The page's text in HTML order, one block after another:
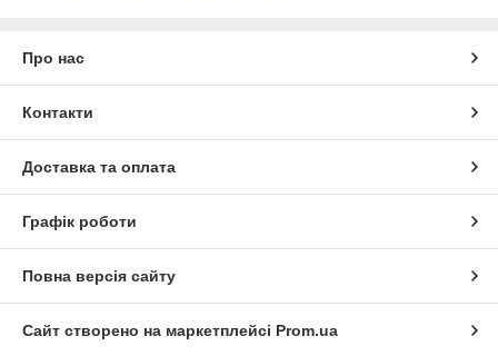
Про нас
Контакти
Доставка та оплата
Графік роботи
Повна версія сайту
Сайт створено на маркетплейсі Prom.ua